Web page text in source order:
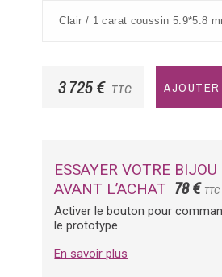
3 725 € TTC AJOUTER
ESSAYER VOTRE BIJOU
AVANT L’ACHAT 78 € TTC
Activer le bouton pour
le prototype.
En savoir plus